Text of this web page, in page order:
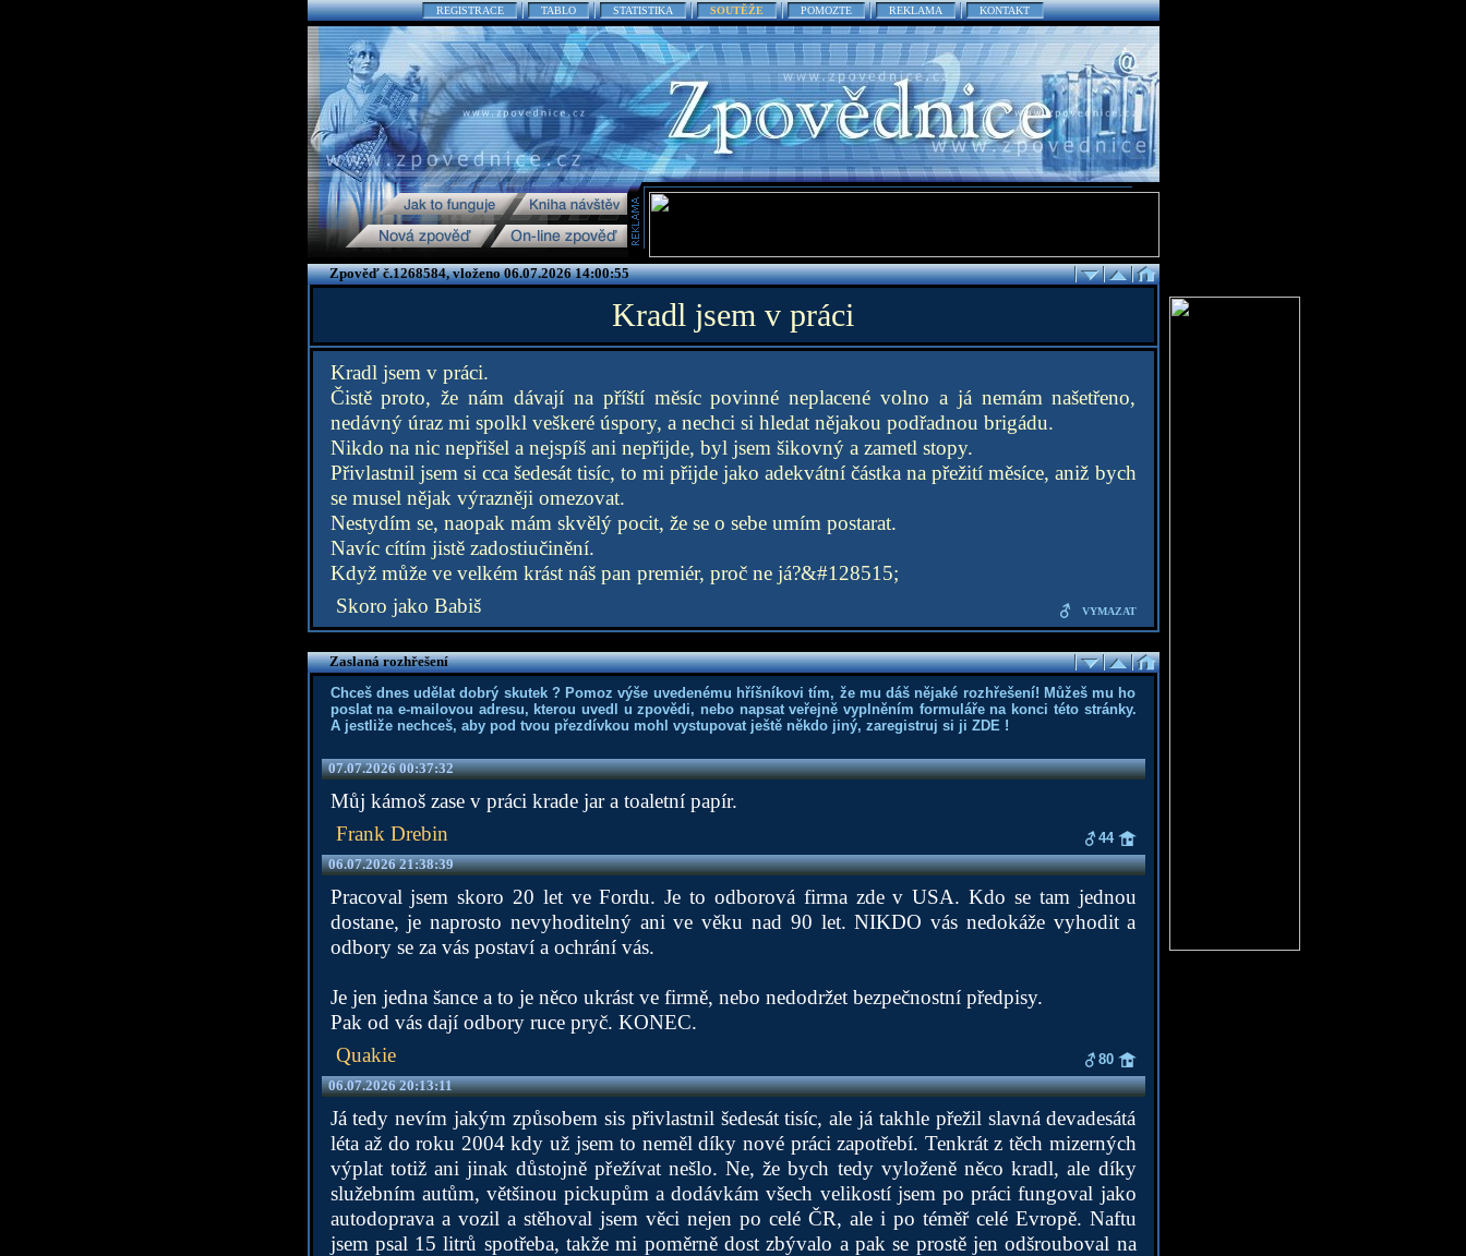
REGISTRACE TABLO STATISTIKA SOUTĚŽE POMOZTE REKLAMA KONTAKT
Zpověď č.1268584, vloženo 06.07.2026 14:00:55
Kradl jsem v práci
Kradl jsem v práci.
Čistě proto, že nám dávají na příští měsíc povinné neplacené volno a já nemám našetřeno,
nedávný úraz mi spolkl veškeré úspory, a nechci si hledat nějakou podřadnou brigádu.
Nikdo na nic nepřišel a nejspíš ani nepřijde, byl jsem šikovný a zametl stopy.
Přivlastnil jsem si cca šedesát tisíc, to mi přijde jako adekvátní částka na přežití měsíce, aniž bych
se musel nějak výrazněji omezovat.
Nestydím se, naopak mám skvělý pocit, že se o sebe umím postarat.
Navíc cítím jistě zadostiučinění.
Když může ve velkém krást náš pan premiér, proč ne já?&#128515;
Skoro jako Babiš
VYMAZAT
Zaslaná rozhřešení
Chceš dnes udělat dobrý skutek ? Pomoz výše uvedenému hříšníkovi tím, že mu dáš nějaké rozhřešení! Můžeš mu ho
poslat na e-mailovou adresu, kterou uvedl u zpovědi, nebo napsat veřejně vyplněním formuláře na konci této stránky.
A jestliže nechceš, aby pod tvou přezdívkou mohl vystupovat ještě někdo jiný, zaregistruj si ji ZDE!
07.07.2026 00:37:32
Můj kámoš zase v práci krade jar a toaletní papír.
Frank Drebin
44
06.07.2026 21:38:39
Pracoval jsem skoro 20 let ve Fordu. Je to odborová firma zde v USA. Kdo se tam jednou
dostane, je naprosto nevyhoditelný ani ve věku nad 90 let. NIKDO vás nedokáže vyhodit a
odbory se za vás postaví a ochrání vás.
Je jen jedna šance a to je něco ukrást ve firmě, nebo nedodržet bezpečnostní předpisy.
Pak od vás dají odbory ruce pryč. KONEC.
Quakie
80
06.07.2026 20:13:11
Já tedy nevím jakým způsobem sis přivlastnil šedesát tisíc, ale já takhle přežil slavná devadesátá
léta až do roku 2004 kdy už jsem to neměl díky nové práci zapotřebí. Tenkrát z těch mizerných
výplat totiž ani jinak důstojně přežívat nešlo. Ne, že bych tedy vyloženě něco kradl, ale díky
služebním autům, většinou pickupům a dodávkám všech velikostí jsem po práci fungoval jako
autodoprava a vozil a stěhoval jsem věci nejen po celé ČR, ale i po téměř celé Evropě. Naftu
jsem psal 15 litrů spotřeba, takže mi poměrně dost zbývalo a pak se prostě jen odšrouboval na